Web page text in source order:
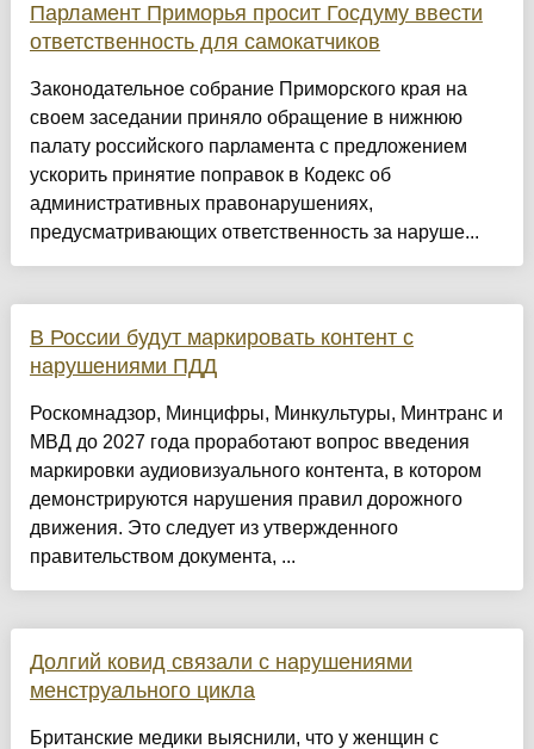
Парламент Приморья просит Госдуму ввести
ответственность для самокатчиков
Законодательное собрание Приморского края на
своем заседании приняло обращение в нижнюю
палату российского парламента с предложением
ускорить принятие поправок в Кодекс об
административных правонарушениях,
предусматривающих ответственность за наруше...
В России будут маркировать контент с
нарушениями ПДД
Роскомнадзор, Минцифры, Минкультуры, Минтранс и
МВД до 2027 года проработают вопрос введения
маркировки аудиовизуального контента, в котором
демонстрируются нарушения правил дорожного
движения. Это следует из утвержденного
правительством документа, ...
Долгий ковид связали с нарушениями
менструального цикла
Британские медики выяснили, что у женщин с